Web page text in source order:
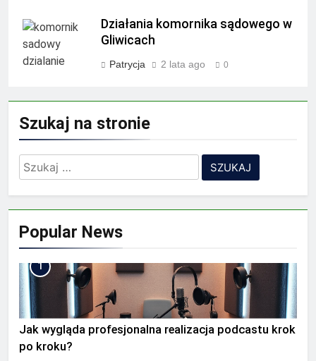
Działania komornika sądowego w
Gliwicach
Patrycja 2 lata ago 0
Szukaj na stronie
Szukaj:
Popular News
1
Jak wygląda profesjonalna realizacja podcastu krok
po kroku?